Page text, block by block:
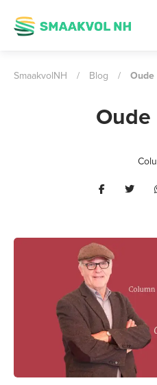
SmaakvolNH / Blog /